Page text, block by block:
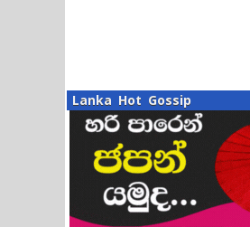
Lanka Hot Gossip